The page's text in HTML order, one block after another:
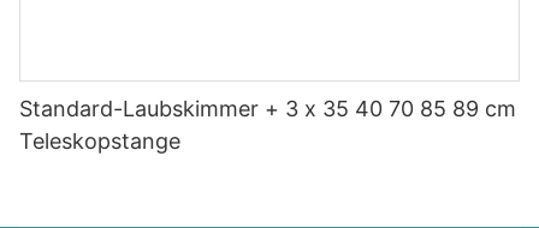
Standard-Laubskimmer + 3 x 35 40 70 85 89 cm
Teleskopstange